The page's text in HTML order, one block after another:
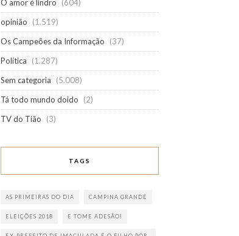
O amor é lindro
(604)
opinião
(1.519)
Os Campeões da Informação
(37)
Política
(1.287)
Sem categoria
(5.008)
Tá todo mundo doido
(2)
TV do Tião
(3)
TAGS
AS PRIMEIRAS DO DIA CAMPINA GRANDE
ELEIÇÕES 2018 E TOME ADESÃO!